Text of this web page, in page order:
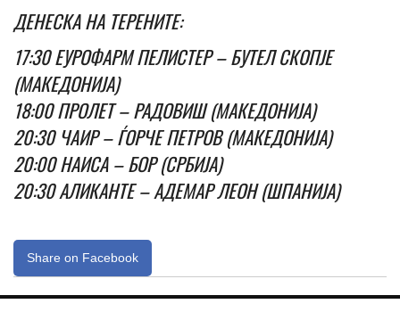
ДЕНЕСКА НА ТЕРЕНИТЕ:
17:30 ЕУРОФАРМ ПЕЛИСТЕР – БУТЕЛ СКОПЈЕ
(МАКЕДОНИЈА)
18:00 ПРОЛЕТ – РАДОВИШ (МАКЕДОНИЈА)
20:30 ЧАИР – ЃОРЧЕ ПЕТРОВ (МАКЕДОНИЈА)
20:00 НАИСА – БОР (СРБИЈА)
20:30 АЛИКАНТЕ – АДЕМАР ЛЕОН (ШПАНИЈА)
Share on Facebook